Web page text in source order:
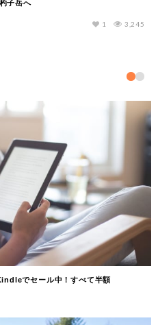
子岳へ
3,245
1
でセール中！すべて半額